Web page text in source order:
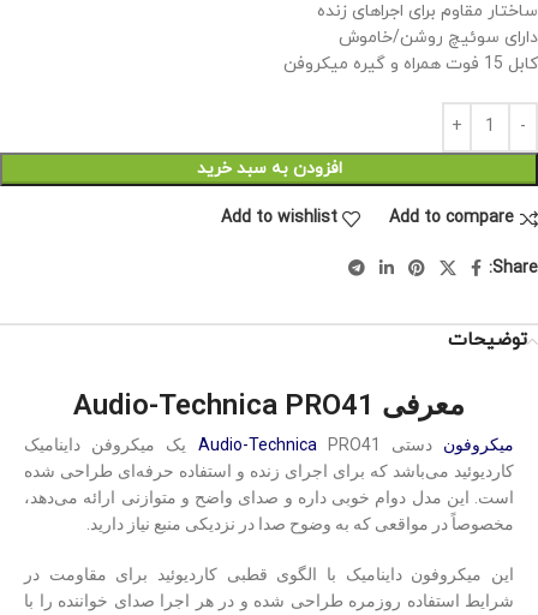
ساختار مقاوم برای اجراهای زنده
دارای سوئیچ روشن/خاموش
کابل 15 فوت همراه و گیره میکروفن
افزودن به سبد خرید
Add to compare
Add to wishlist
Share:
توضیحات
معرفی Audio-Technica PRO41
میکروفون دستی Audio-Technica PRO41 یک میکروفن داینامیک
کاردیوئید می‌باشد که برای اجرای زنده و استفاده حرفه‌ای طراحی شده
است. این مدل دوام خوبی داره و صدای واضح و متوازنی ارائه می‌دهد،
مخصوصاً در مواقعی که به وضوح صدا در نزدیکی منبع نیاز دارید.
این میکروفون داینامیک با الگوی قطبی کاردیوئید برای مقاومت در
شرایط استفاده روزمره طراحی شده و در هر اجرا صدای خواننده را با